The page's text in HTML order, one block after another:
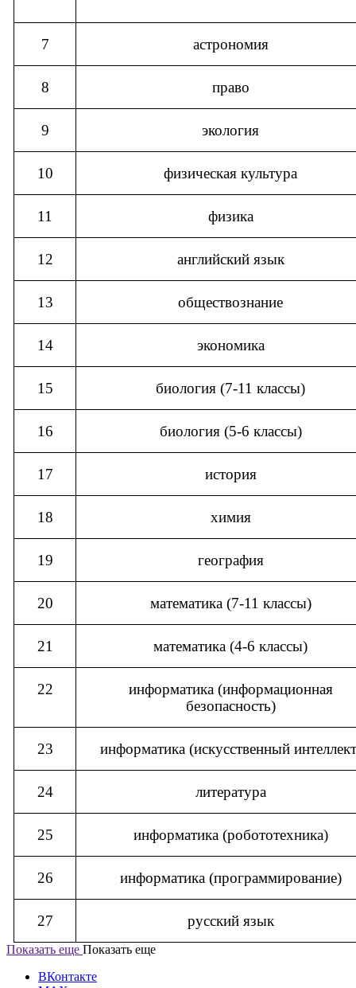
7 астрономия
8 право
9 экология
10 физическая культура
11 физика
12 английский язык
13 обществознание
14 экономика
15 биология (7-11 классы)
16 биология (5-6 классы)
17 история
18 химия
19 география
20 математика (7-11 классы)
21 математика (4-6 классы)
22
информатика (информационная
безопасность)
23 информатика (искусственный
24 литература
25 информатика (робототехника)
26 информатика (программирование)
27 русский язык
Показать еще Показать еще
ВКонтакте